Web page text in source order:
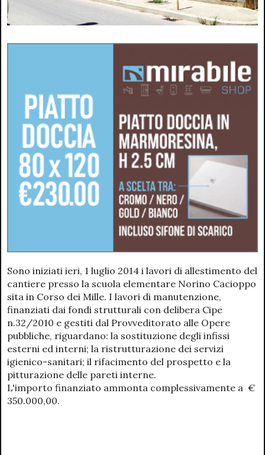
Sono iniziati ieri, 1 luglio 2014 i lavori di allestimento del
cantiere presso la scuola elementare Norino Cacioppo
sita in Corso dei Mille. I lavori di manutenzione,
finanziati dai fondi strutturali con delibera Cipe
n.32/2010 e gestiti dal Provveditorato alle Opere
pubbliche, riguardano: la sostituzione degli infissi
esterni ed interni; la ristrutturazione dei servizi
igienico-sanitari; il rifacimento del prospetto e la
pitturazione delle pareti interne.
L'importo finanziato ammonta complessivamente a €
350.000,00.